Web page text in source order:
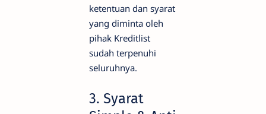
ketentuan dan syarat
yang diminta oleh
pihak Kreditlist
sudah terpenuhi
seluruhnya.
3. Syarat